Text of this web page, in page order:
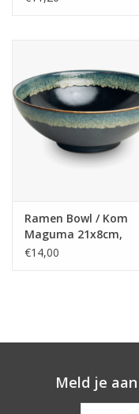
Ramen Bowl / Kom
Maguma 21x8cm,
porcelain, Japan
€14,00
Meld je